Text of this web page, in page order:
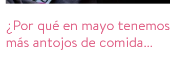
¿Por qué en mayo tenemos
más antojos de comida